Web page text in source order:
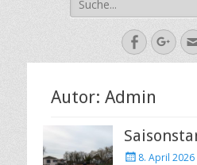
nach:
Autor: Admin
Posted8. April 2026